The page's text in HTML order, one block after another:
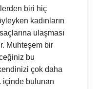
biri hiç
kadınların
ulaşması
Muhteşem bir
bu
çok daha
içinde bulunan